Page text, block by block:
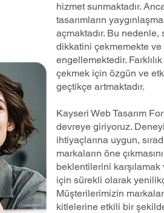
hizmet sunmaktadır.
tasarımların
açmaktadır. Bu nedenle,
dikkatini çekmemekte ve
engellemektedir.
çekmek için özgün ve
geçtikçe artmaktadır.
Kayseri Web Tasarım
devreye giriyoruz.
ihtiyaçlarına uygun,
markaların öne
beklentilerini karşılamak
için sürekli olarak
Müşterilerimizin
kitlelerine etkili bir